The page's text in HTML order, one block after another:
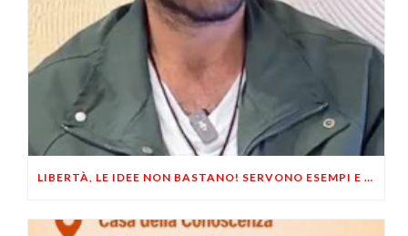
LIBERTÀ, LE IDEE NON BASTANO! SERVONO ESEMPI E UN PO’ DI COERENZA